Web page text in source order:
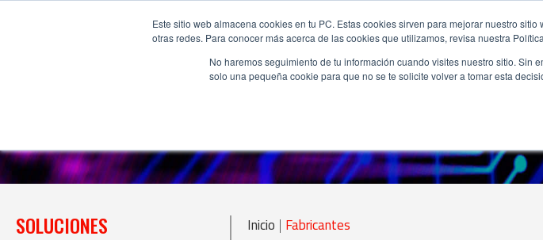
Este sitio web almacena cookies en tu PC. Estas cookies sirven para mejorar nuestro
otras redes. Para conocer más acerca de las cookies que utilizamos, revisa nuestra
No haremos seguimiento de tu información cuando visites nuestro sitio. Sin
solo una pequeña cookie para que no se te solicite volver a tomar esta
SOLUCIONES Inicio | Fabricantes